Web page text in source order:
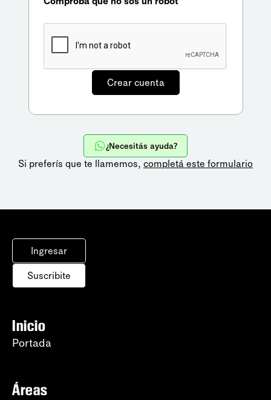
¿Necesitás ayuda?
Si preferís que te llamemos, completá este formulario
Ingresar
Suscribite
Inicio
Portada
Áreas